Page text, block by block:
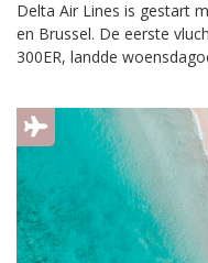
Delta Air Lines is gestart
en Brussel. De eerste
300ER, landde